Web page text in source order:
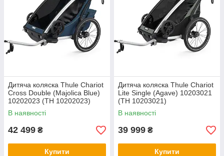
Дитяча коляска Thule Chariot
Cross Double (Majolica Blue)
10202023 (TH 10202023)
В наявності
42 499 ₴
Купити
Дитяча коляска Thule Chariot
Lite Single (Agave) 10203021
(TH 10203021)
В наявності
39 999 ₴
Купити